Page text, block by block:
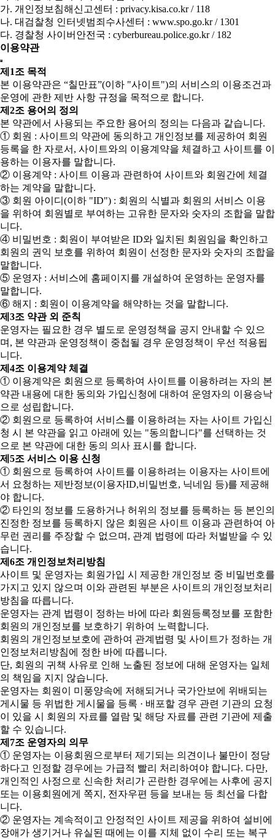
가. 개인정보침해신고센터 : privacy.kisa.co.kr / 118
나. 대검찰청 인터넷범죄수사센터 : www.spo.go.kr / 1301
다. 경찰청 사이버안전국 : cyberbureau.police.go.kr / 182
이용약관
제1조 목적
본 이용약관은 “칠만표”(이하 "사이트")의 서비스의 이용조건과
운영에 관한 제반 사항 규정을 목적으로 합니다.
제2조 용어의 정의
본 약관에서 사용되는 주요한 용어의 정의는 다음과 같습니다.
① 회원 : 사이트의 약관에 동의하고 개인정보를 제공하여 회원
등록을 한 자로서, 사이트와의 이용계약을 체결하고 사이트를 이
용하는 이용자를 말합니다.
② 이용계약 : 사이트 이용과 관련하여 사이트와 회원간에 체결
하는 계약을 말합니다.
③ 회원 아이디(이하 "ID") : 회원의 식별과 회원의 서비스 이용
을 위하여 회원별로 부여하는 고유한 문자와 숫자의 조합을 말합
니다.
④ 비밀번호 : 회원이 부여받은 ID와 일치된 회원임을 확인하고
회원의 권익 보호를 위하여 회원이 선정한 문자와 숫자의 조합을
말합니다.
⑤ 운영자 : 서비스에 홈페이지를 개설하여 운영하는 운영자를
말합니다.
⑥ 해지 : 회원이 이용계약을 해약하는 것을 말합니다.
제3조 약관 외 준칙
운영자는 필요한 경우 별도로 운영정책을 공지 안내할 수 있으
며, 본 약관과 운영정책이 중첩될 경우 운영정책이 우선 적용됩
니다.
제4조 이용계약 체결
① 이용계약은 회원으로 등록하여 사이트를 이용하려는 자의 본
약관 내용에 대한 동의와 가입신청에 대하여 운영자의 이용승낙
으로 성립합니다.
② 회원으로 등록하여 서비스를 이용하려는 자는 사이트 가입신
청 시 본 약관을 읽고 아래에 있는 "동의합니다"를 선택하는 것
으로 본 약관에 대한 동의 의사 표시를 합니다.
제5조 서비스 이용 신청
① 회원으로 등록하여 사이트를 이용하려는 이용자는 사이트에
서 요청하는 제반정보(이용자ID,비밀번호, 닉네임 등)를 제공해
야 합니다.
② 타인의 정보를 도용하거나 허위의 정보를 등록하는 등 본인의
진정한 정보를 등록하지 않은 회원은 사이트 이용과 관련하여 아
무런 권리를 주장할 수 없으며, 관계 법령에 따라 처벌받을 수 있
습니다.
제6조 개인정보처리방침
사이트 및 운영자는 회원가입 시 제공한 개인정보 중 비밀번호를
가지고 있지 않으며 이와 관련된 부분은 사이트의 개인정보처리
방침을 따릅니다.
운영자는 관계 법령이 정하는 바에 따라 회원등록정보를 포함한
회원의 개인정보를 보호하기 위하여 노력합니다.
회원의 개인정보보호에 관하여 관계법령 및 사이트가 정하는 개
인정보처리방침에 정한 바에 따릅니다.
단, 회원의 귀책 사유로 인해 노출된 정보에 대해 운영자는 일체
의 책임을 지지 않습니다.
운영자는 회원이 미풍양속에 저해되거나 국가안보에 위배되는
게시물 등 위법한 게시물을 등록 · 배포할 경우 관련 기관의 요청
이 있을 시 회원의 자료를 열람 및 해당 자료를 관련 기관에 제출
할 수 있습니다.
제7조 운영자의 의무
① 운영자는 이용회원으로부터 제기되는 의견이나 불만이 정당
하다고 인정할 경우에는 가급적 빨리 처리하여야 합니다. 다만,
개인적인 사정으로 신속한 처리가 곤란한 경우에는 사후에 공지
또는 이용회원에게 쪽지, 전자우편 등을 보내는 등 최선을 다합
니다.
② 운영자는 계속적이고 안정적인 사이트 제공을 위하여 설비에
장애가 생기거나 유실된 때에는 이를 지체 없이 수리 또는 복구